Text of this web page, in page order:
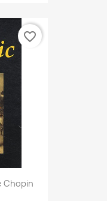
Chopin
favorite_border